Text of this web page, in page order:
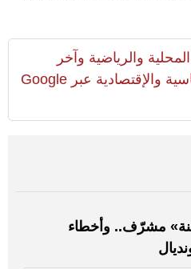
المحلية والرياضية وآخر
المستجدات السياسية والإقتصادية عبر Google
مشرّف.. وأخطاء